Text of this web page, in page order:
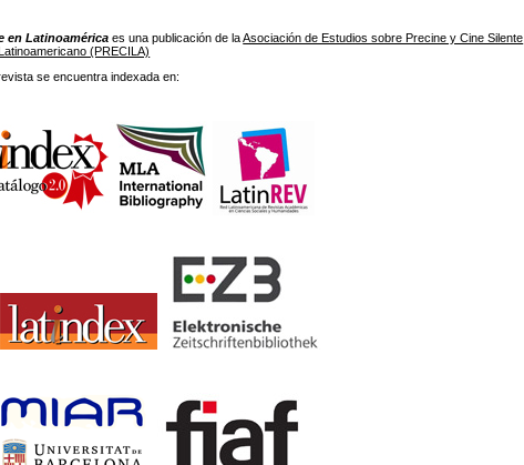
en Latinoamérica es una publicación de laAsociación de Estudios sobre Precine y Cine Silente
(PRECILA)
se encuentra indexada en: